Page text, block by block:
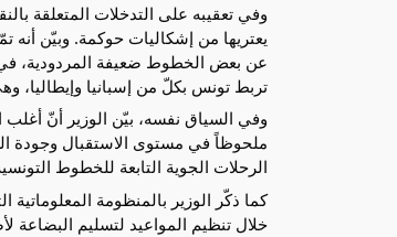
وفي تعقيبه على التدخلات المتعلقة
يعتريها من إشكاليات حوكمة. وبيّن
عن بعض الخطوط ضعيفة المردودية،
تربط تونس بكلّ من إسبانيا وإيطاليا،
وفي السياق نفسه، بيّن الوزير أنّ
ملحوظاً في مستوى الاستقبال وجودة
الرحلات الجوية التابعة للخطوط
كما ذكّر الوزير بالمنظومة
خلال تنظيم المواعيد لتسليم البضاعة